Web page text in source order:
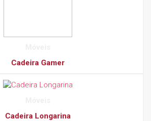
Cadeira Gamer
Cadeira Longarina